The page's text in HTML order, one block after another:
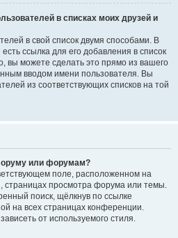
в списках моих друзей и
в свой список двумя способами. В
ссылка для его добавления в список
вы можете сделать это прямо из вашего
вводом имени пользователя. Вы
из соответствующих списков на той
или форумам?
поле, расположенном на
страницах просмотра форума или темы.
поиск, щёлкнув по ссылке
на всех страницах конференции.
от используемого стиля.